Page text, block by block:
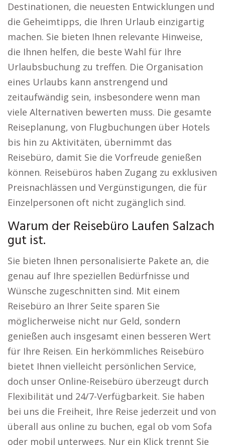
Destinationen, die neuesten Entwicklungen und
die Geheimtipps, die Ihren Urlaub einzigartig
machen. Sie bieten Ihnen relevante Hinweise,
die Ihnen helfen, die beste Wahl für Ihre
Urlaubsbuchung zu treffen. Die Organisation
eines Urlaubs kann anstrengend und
zeitaufwändig sein, insbesondere wenn man
viele Alternativen bewerten muss. Die gesamte
Reiseplanung, von Flugbuchungen über Hotels
bis hin zu Aktivitäten, übernimmt das
Reisebüro, damit Sie die Vorfreude genießen
können. Reisebüros haben Zugang zu exklusiven
Preisnachlässen und Vergünstigungen, die für
Einzelpersonen oft nicht zugänglich sind.
Warum der Reisebüro Laufen Salzach
gut ist.
Sie bieten Ihnen personalisierte Pakete an, die
genau auf Ihre speziellen Bedürfnisse und
Wünsche zugeschnitten sind. Mit einem
Reisebüro an Ihrer Seite sparen Sie
möglicherweise nicht nur Geld, sondern
genießen auch insgesamt einen besseren Wert
für Ihre Reisen. Ein herkömmliches Reisebüro
bietet Ihnen vielleicht persönlichen Service,
doch unser Online-Reisebüro überzeugt durch
Flexibilität und 24/7-Verfügbarkeit. Sie haben
bei uns die Freiheit, Ihre Reise jederzeit und von
überall aus online zu buchen, egal ob vom Sofa
oder mobil unterwegs. Nur ein Klick trennt Sie